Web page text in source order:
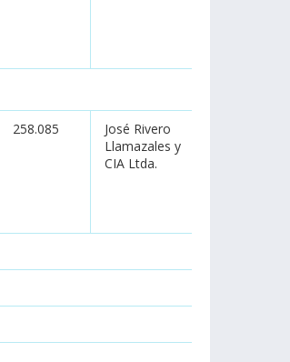
258.085
José Rivero
Llamazales y
CIA Ltda.